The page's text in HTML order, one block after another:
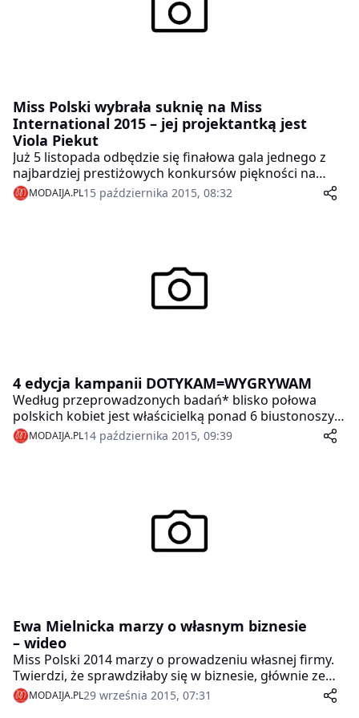
Miss Polski wybrała suknię na Miss
International 2015 – jej projektantką jest
Viola Piekut
Już 5 listopada odbędzie się finałowa gala jednego z
najbardziej prestiżowych konkursów piękności na
świecie – Miss International 2015. Polskę
reprezentować będzie Miss Polski 2014 Ewa Mielnicka,
MODAIJA.PL15 października 2015, 08:32
4 edycja kampanii DOTYKAM=WYGRYWAM
Według przeprowadzonych badań* blisko połowa
polskich kobiet jest właścicielką ponad 6 biustonoszy,
a dwie trzecie Polek przyznało się do posiadania
takich, których nie nosiły od co najmniej roku! Ponad
badanych od co najmniej roku nie konsultowała
rozmiaru biustonosza z profesjonalną brafitterką.
Najwyższy czas więc kompleksowo zadbać o zdrowie
MODAIJA.PL14 października 2015, 09:39
Ewa Mielnicka marzy o własnym biznesie
– wideo
Miss Polski 2014 marzy o prowadzeniu własnej firmy.
Twierdzi, że sprawdziłaby się w biznesie, głównie ze
względu na odziedziczony po przodkach twardy,
kurpiowski charakter. Ewa Mielnicka nie ma jeszcze
MODAIJA.PL29 września 2015, 07:31